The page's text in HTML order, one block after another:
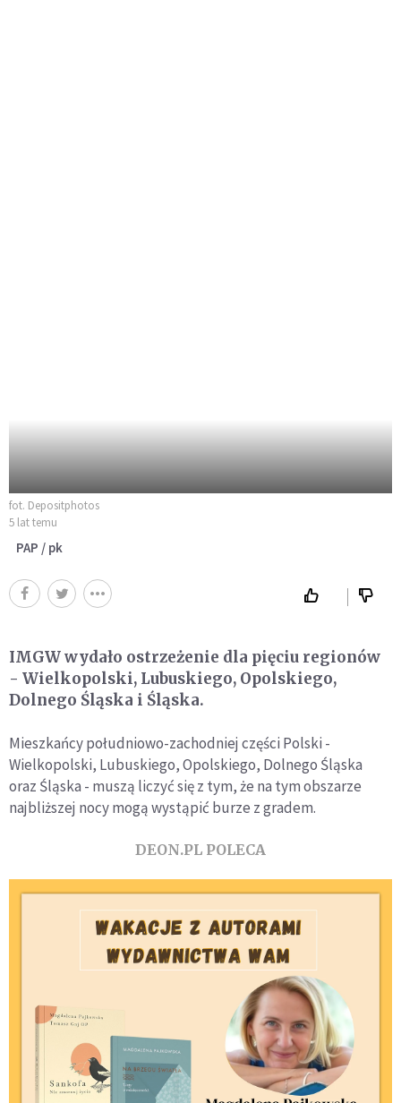
fot. Depositphotos
5 lat temu
PAP / pk
IMGW wydało ostrzeżenie dla pięciu regionów
- Wielkopolski, Lubuskiego, Opolskiego,
Dolnego Śląska i Śląska.
Mieszkańcy południowo-zachodniej części Polski -
Wielkopolski, Lubuskiego, Opolskiego, Dolnego Śląska
oraz Śląska - muszą liczyć się z tym, że na tym obszarze
najbliższej nocy mogą wystąpić burze z gradem.
DEON.PL POLECA